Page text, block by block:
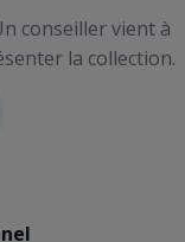
conseiller vient à
la collection.